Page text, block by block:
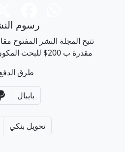
رسوم
تتيح المجلة النشر المفتوح
مقدرة ب 200$ للبحث المكون من 25-30 صفحة.
طرق
بايبال
تحويل بنكي